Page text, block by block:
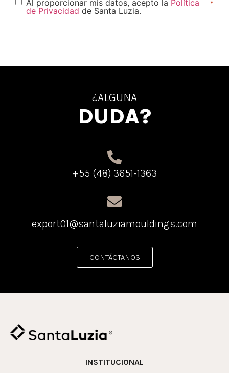
Al proporcionar mis datos, acepto la Política
de Privacidad de Santa Luzia.
*
¿ALGUNA
DUDA?
+55 (48) 3651-1363
export01@santaluziamouldings.com
CONTÁCTANOS
INSTITUCIONAL